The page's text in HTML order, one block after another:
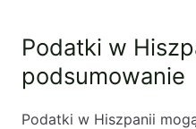
Podatki w
podsumowanie
Podatki w Hiszpanii